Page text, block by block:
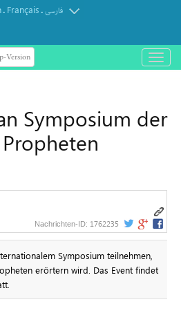
. Français.فارسی
Version
باز
و
منو
Symposium der
Nachrichten-ID: 1762235
Symposium teilnehmen,
erörtern wird. Das Event findet